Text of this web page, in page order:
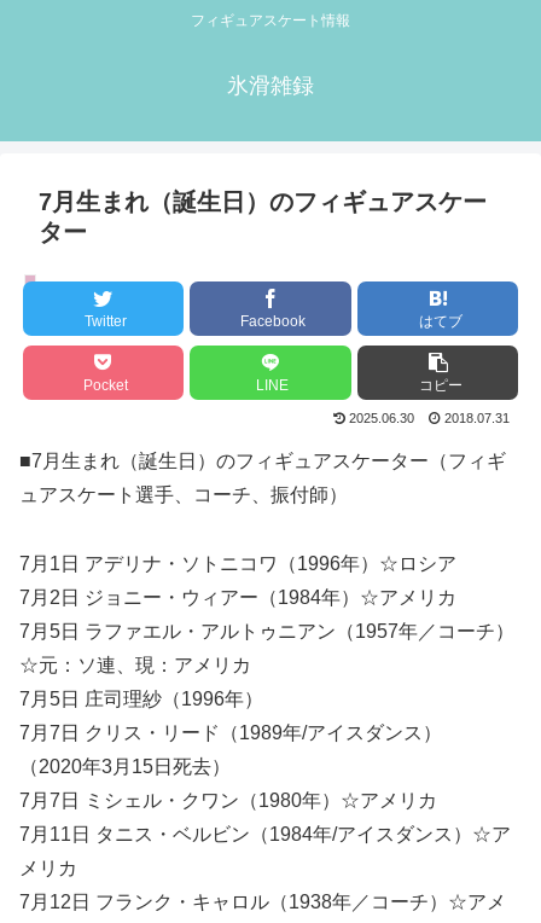
フィギュアスケート情報
氷滑雑録
7月生まれ（誕生日）のフィギュアスケー
ター
Twitter Facebook はてブ
Pocket LINE コピー
2025.06.30 2018.07.31
■7月生まれ（誕生日）のフィギュアスケーター（フィギ
ュアスケート選手、コーチ、振付師）
7月1日 アデリナ・ソトニコワ（1996年）☆ロシア
7月2日 ジョニー・ウィアー（1984年）☆アメリカ
7月5日 ラファエル・アルトゥニアン（1957年／コーチ）
☆元：ソ連、現：アメリカ
7月5日 庄司理紗（1996年）
7月7日 クリス・リード（1989年/アイスダンス）
（2020年3月15日死去）
7月7日 ミシェル・クワン（1980年）☆アメリカ
7月11日 タニス・ベルビン（1984年/アイスダンス）☆ア
メリカ
7月12日 フランク・キャロル（1938年／コーチ）☆アメ